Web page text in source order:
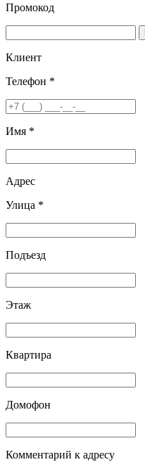
Промокод
Клиент
Телефон *
Имя *
Адрес
Улица *
Подъезд
Этаж
Квартира
Домофон
Комментарий к адресу